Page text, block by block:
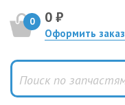
0 0 ₽
Оформить заказ